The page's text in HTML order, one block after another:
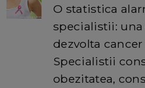
O statistica
specialistii:
dezvolta cancer
Specialistii
obezitatea,